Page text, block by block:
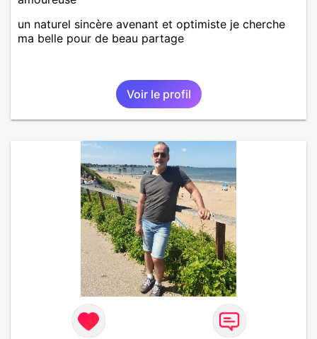
un naturel sincère avenant et optimiste je cherche
ma belle pour de beau partage
Voir le profil